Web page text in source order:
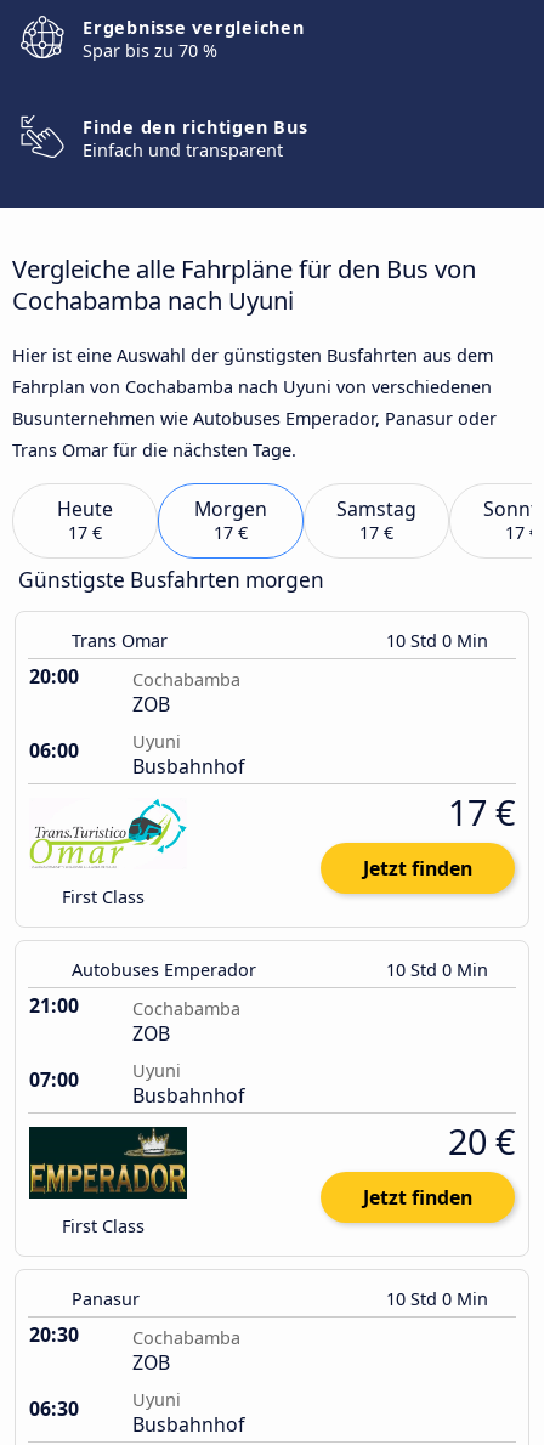
Ergebnisse vergleichen
Spar bis zu 70 %
Finde den richtigen Bus
Einfach und transparent
Vergleiche alle Fahrpläne für den Bus von
Cochabamba nach Uyuni
Hier ist eine Auswahl der günstigsten Busfahrten aus dem
Fahrplan von Cochabamba nach Uyuni von verschiedenen
Busunternehmen wie Autobuses Emperador, Panasur oder
Trans Omar für die nächsten Tage.
Heute
17 €
Morgen
17 €
Samstag
17 € 17 €
Günstigste Busfahrten morgen
Trans Omar 10 Std 0 Min
20:00 Cochabamba
ZOB
06:00
Uyuni
Busbahnhof
First Class
17 €
Jetzt finden
Autobuses Emperador 10 Std 0 Min
21:00 Cochabamba
ZOB
07:00
Uyuni
Busbahnhof
First Class
20 €
Jetzt finden
Panasur 10 Std 0 Min
20:30 Cochabamba
ZOB
06:30
Uyuni
Busbahnhof